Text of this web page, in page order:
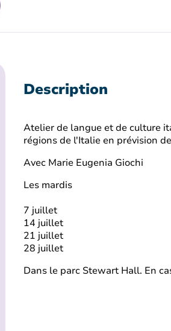
Description
Atelier de langue et de culture
régions de l'Italie en prévision
Avec Marie Eugenia Giochi
Les mardis
7 juillet
14 juillet
21 juillet
28 juillet
Dans le parc Stewart Hall. En